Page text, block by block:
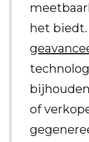
het
of